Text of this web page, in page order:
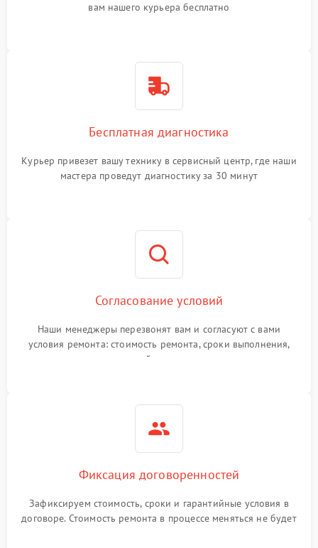
вам нашего курьера бесплатно
Бесплатная диагностика
Курьер привезет вашу технику в сервисный центр, где наши
мастера проведут диагностику за 30 минут
Согласование условий
Наши менеджеры перезвонят вам и согласуют с вами
условия ремонта: стоимость ремонта, сроки выполнения,
гарантийные условия
Фиксация договоренностей
Зафиксируем стоимость, сроки и гарантийные условия в
договоре. Стоимость ремонта в процессе меняться не будет